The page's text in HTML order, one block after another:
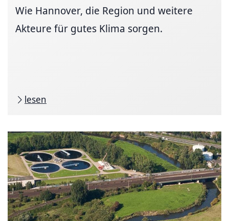
Wie Hannover, die Region und weitere
Akteure für gutes Klima sorgen.
lesen